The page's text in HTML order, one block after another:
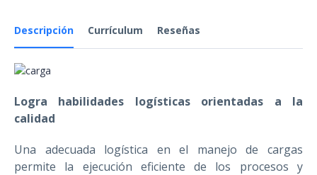
Descripción Currículum Reseñas
Logra habilidades logísticas orientadas a la
calidad
Una adecuada logística en el manejo de cargas
permite la ejecución eficiente de los procesos y